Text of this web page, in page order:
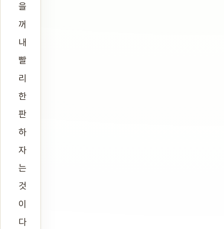
을
꺼
내
빨
리
한
판
하
자
는
것
이
다